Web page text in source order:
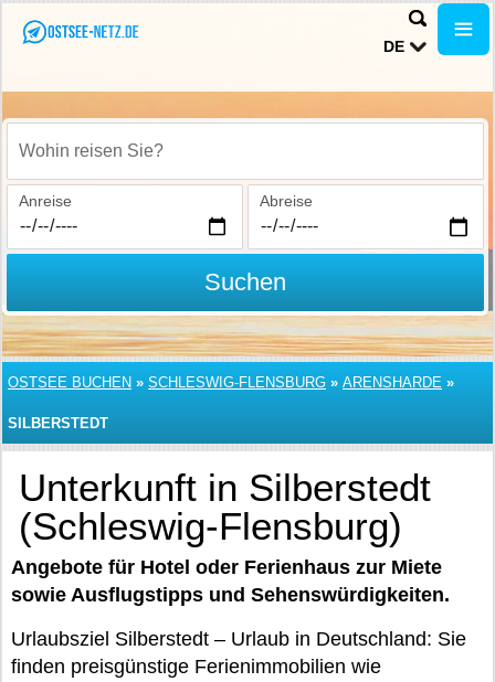
DE
Wohin reisen Sie?
Anreise Abreise
Suchen
OSTSEE BUCHEN » SCHLESWIG-FLENSBURG » ARENSHARDE »
SILBERSTEDT
Unterkunft in Silberstedt
(Schleswig-Flensburg)
Angebote für Hotel oder Ferienhaus zur Miete
sowie Ausflugstipps und Sehenswürdigkeiten.
Urlaubsziel Silberstedt – Urlaub in Deutschland: Sie
finden preisgünstige Ferienimmobilien wie